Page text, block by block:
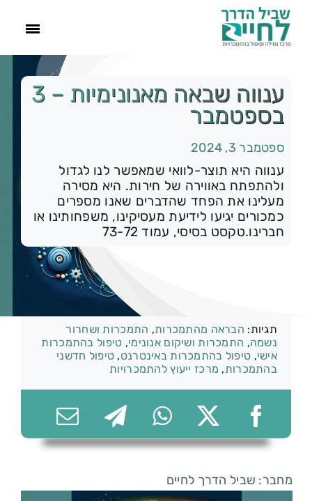
הסיפור שלנו
התמכרויות
תהליך הגמילה
ענווה שבאה מאנונימיות – 3
בספטמבר
ספטמבר 3, 2024
ענווה היא תוצר-לוואי שמאפשר לנו לגדול
ולהתפתח באווירה של חירות. היא מסירה
מעלינו את הפחד שהדברים שאנו מספרים
כמכורים יגיעו לידיעת מעסיקינו, משפחותינו או
חברינו.טקסט בסיסי, עמוד 73-72
תגיות: הבראה מהתמכרות, התמכרות ושחרור
נשמה, התמכרות ושיקום אנונימי, טיפול בהתמכרות
אישי, טיפול בהתמכרות באינטרנט, טיפול חדשני
בהתמכרות, מרכז ייעוץ להתמכרויות
מחבר: שביל הדרך לחיים